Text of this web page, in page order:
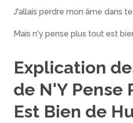
J'allais perdre mon âme dans
Mais n'y pense plus tout est
Explication
de N'Y Pense
Est Bien de